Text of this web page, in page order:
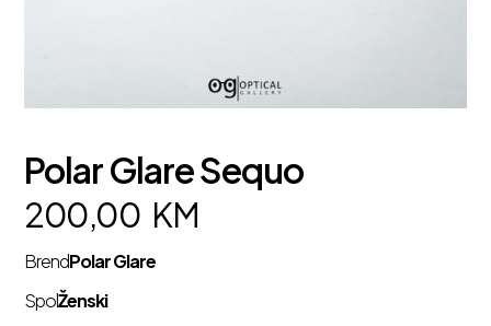
Polar Glare Sequo
200,00 KM
BrendPolar Glare
SpolŽenski